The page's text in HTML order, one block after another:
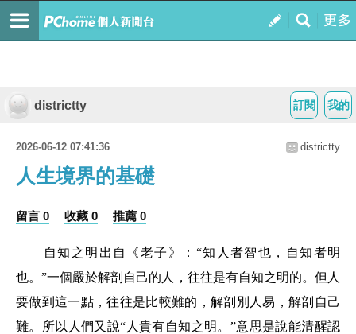
我的
訂閱
districtty
2026-06-12 07:41:36 districtty
人生境界的基礎
留言 0 收藏 0 推薦 0
自知之明出自《老子》：“知人者智也，自知者明
也。”一個嚴於解剖自己的人，往往是有自知之明的。但人
要做到這一點，往往是比較難的，解剖別人易，解剖自己
難。所以人們又說“人貴有自知之明。”意思是說能清醒認